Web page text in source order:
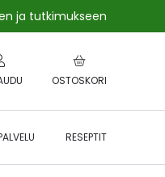
ja tutkimukseen
OSTOSKORI
RESEPTIT